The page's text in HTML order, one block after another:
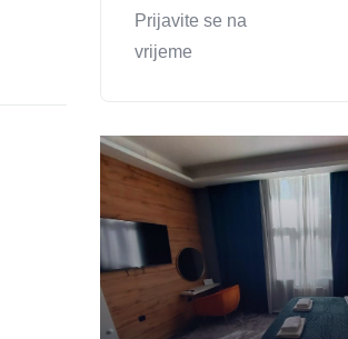
Prijavite se na
vrijeme